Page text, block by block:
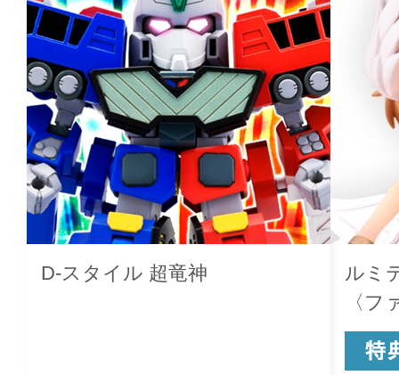
D-スタイル 超竜神
ルミ
〈フ
Ver.〉